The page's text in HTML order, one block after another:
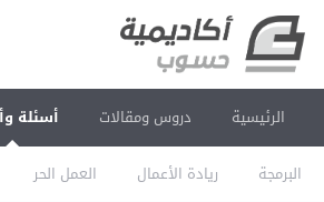
الرئيسية دروس ومقالات أسئلة
البرمجة ريادة الأعمال العمل الحر